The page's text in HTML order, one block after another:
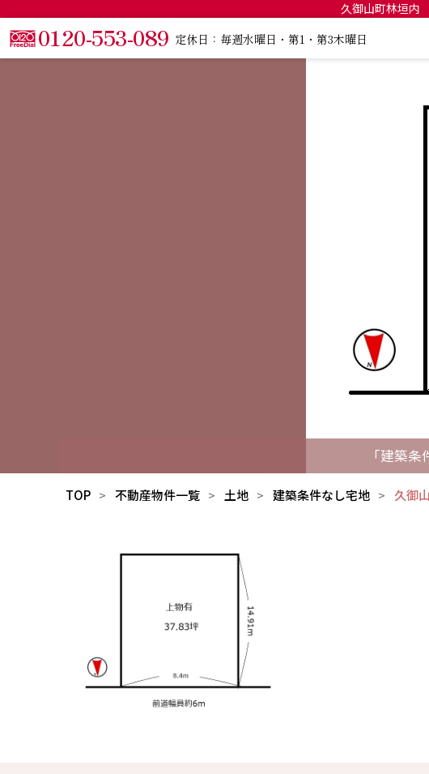
久御山町林垣内
0120-553-089 定休日：毎週水曜日・第1・第3木曜日
「建築
TOP 不動産物件一覧 土地 建築条件なし宅地 久御